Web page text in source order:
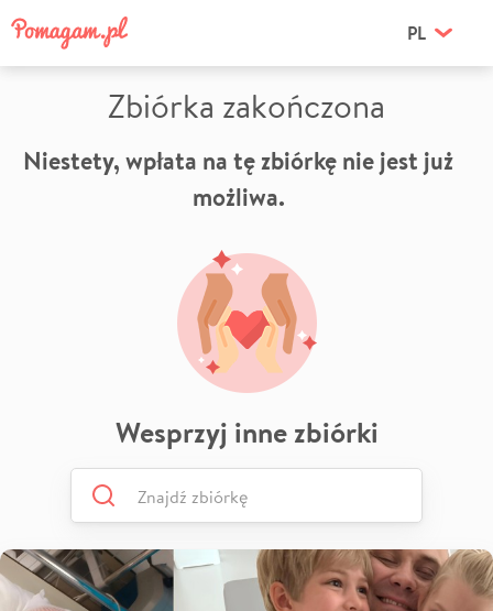
PL
Zbiórka zakończona
Niestety, wpłata na tę zbiórkę nie jest już
możliwa.
Wesprzyj inne zbiórki